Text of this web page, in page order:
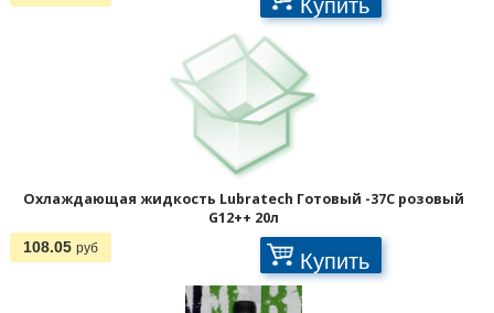
Охлаждающая жидкость Lubratech Готовый -37С розовый
G12++ 20л
108.05 руб Купить